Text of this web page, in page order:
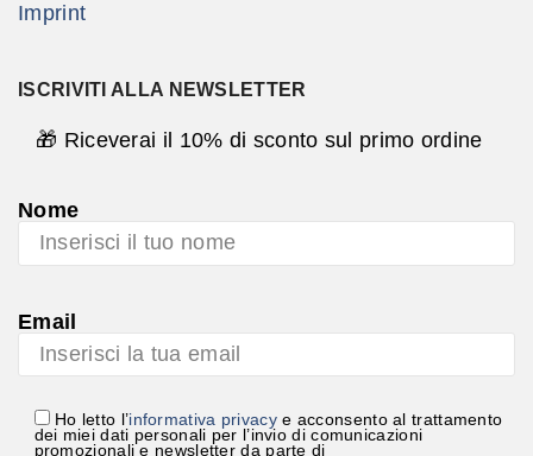
Imprint
ISCRIVITI ALLA NEWSLETTER
🎁 Riceverai il 10% di sconto sul primo ordine
Nome
Email
Ho letto l’informativa privacye acconsento al trattamento
dei miei dati personali per l’invio di comunicazioni
promozionali e newsletter da parte di